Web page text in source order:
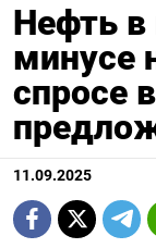
Нефть
минусе
спросе
11.09.2025